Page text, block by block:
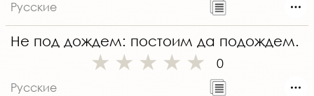
Русские
Не под дождем: постоим да подождем.
0
Русские